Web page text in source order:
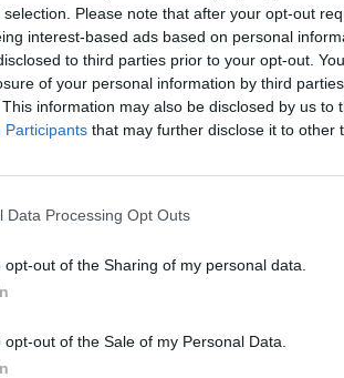
Please note that after your opt-out
interest-based ads based on personal
to third parties prior to your opt-out.
of your personal information by third
information may also be disclosed by us to
Participants that may further disclose it to other
Data Processing Opt Outs
opt-out of the Sharing of my personal data.
opt-out of the Sale of my Personal Data.
mint 15 milliárd forint. Ha kiszámoljuk a $/
kWh költség felugrik 147$/kWh-ra.
értük.
véleményed és troll mentes zónában
további tartalmakért!